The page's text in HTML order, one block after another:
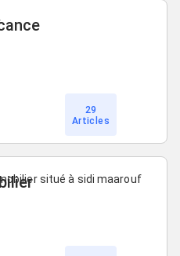
29
Articles
situé à sidi maarouf